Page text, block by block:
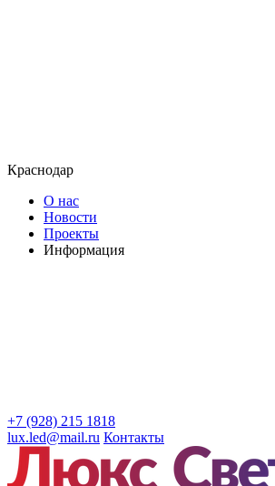
Краснодар
О нас
Новости
Проекты
Информация
+7 (928) 215 1818
lux.led@mail.ru Контакты